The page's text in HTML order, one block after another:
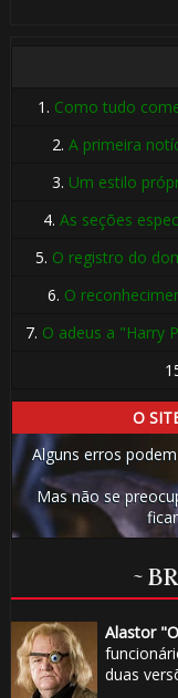
1. Como tudo
2.A primeira
3. Um estilo
4.As seções
5. O registro do
6. O
7. O adeus a "Harry
O
Alguns erros
Mas não se
~
Alastor
duas